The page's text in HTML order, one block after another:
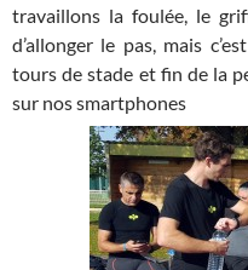
travaillons la foulée, le
d’allonger le pas, mais
tours de stade et fin de la
sur nos smartphones